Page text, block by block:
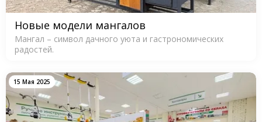
Новые модели мангалов
Мангал – символ дачного уюта и гастрономических
радостей.
15 Мая 2025